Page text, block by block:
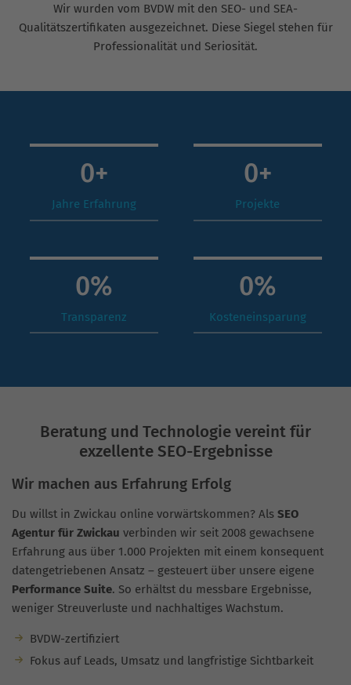
Wir wurden vom BVDW mit den SEO- und SEA-
Qualitätszertifikaten ausgezeichnet. Diese Siegel stehen für
Professionalität und Seriosität.
0+
Jahre Erfahrung
0+
Projekte
0%
Transparenz
0%
Kosteneinsparung
Beratung und Technologie vereint für
exzellente SEO-Ergebnisse
Wir machen aus Erfahrung Erfolg
Du willst in Zwickau online vorwärtskommen? Als SEO
Agentur für Zwickau verbinden wir seit 2008 gewachsene
Erfahrung aus über 1.000 Projekten mit einem konsequent
datengetriebenen Ansatz – gesteuert über unsere eigene
Performance Suite. So erhältst du messbare Ergebnisse,
weniger Streuverluste und nachhaltiges Wachstum.
BVDW-zertifiziert
Fokus auf Leads, Umsatz und langfristige Sichtbarkeit